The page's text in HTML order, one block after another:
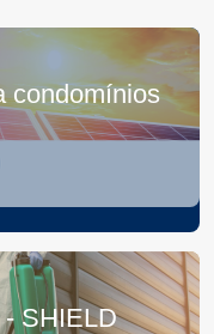
condomínios
SHIELD